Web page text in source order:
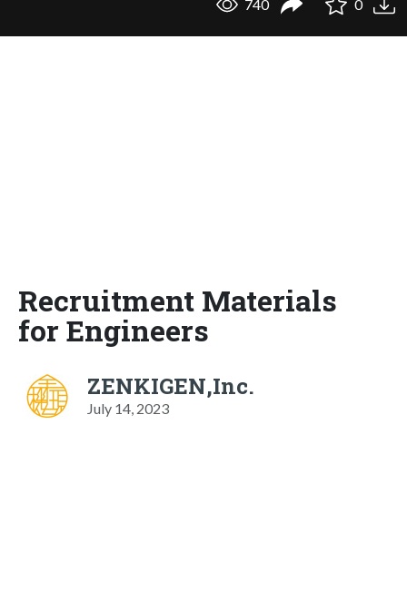
740 0
Recruitment Materials
for Engineers
ZENKIGEN,Inc.
July 14, 2023